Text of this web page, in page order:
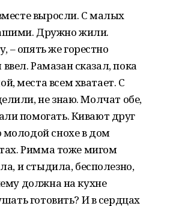
выросли. С малых
Дружно жили.
– опять же горестно
Рамазан сказал, пока
места всем хватает. С
не знаю. Молчат обе,
помогать. Кивают друг
снохе в дом
Римма тоже мигом
и стыдила, бесполезно,
должна на кухне
готовить? И в сердцах